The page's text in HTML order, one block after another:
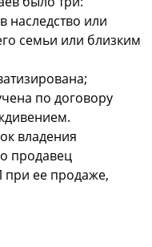
наследство или
семьи или близким
по договору
владения
продавец
при ее продаже,